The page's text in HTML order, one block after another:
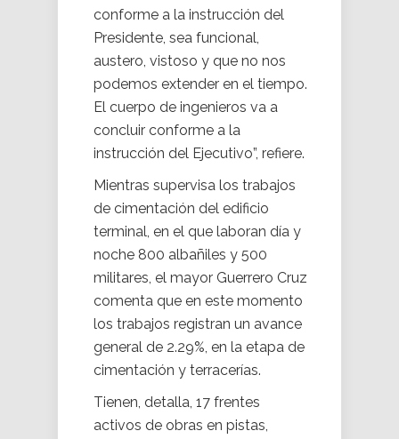
conforme a la instrucción del
Presidente, sea funcional,
austero, vistoso y que no nos
podemos extender en el tiempo.
El cuerpo de ingenieros va a
concluir conforme a la
instrucción del Ejecutivo”, refiere.
Mientras supervisa los trabajos
de cimentación del edificio
terminal, en el que laboran día y
noche 800 albañiles y 500
militares, el mayor Guerrero Cruz
comenta que en este momento
los trabajos registran un avance
general de 2.29%, en la etapa de
cimentación y terracerías.
Tienen, detalla, 17 frentes
activos de obras en pistas,